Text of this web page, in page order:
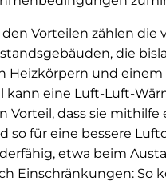
den Vorteilen zählen die
die
Heizkörpern und
kann eine Luft-Luft-
Vorteil, dass sie
so für eine bessere
etwa beim
Einschränkungen: So